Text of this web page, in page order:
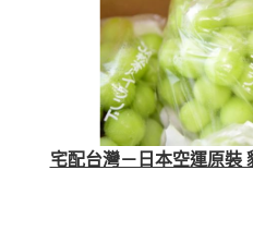
宅配台灣－日本空運原裝